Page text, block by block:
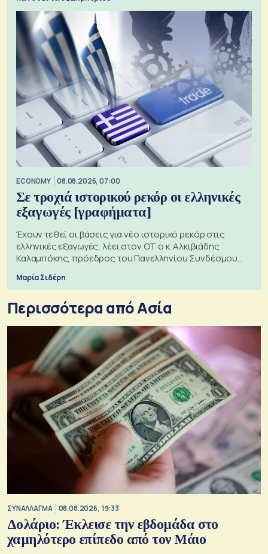
ECONOMY 08.08.2026, 07:00
Σε τροχιά ιστορικού ρεκόρ οι ελληνικές
εξαγωγές [γραφήματα]
Έχουν τεθεί οι βάσεις για νέο ιστορικό ρεκόρ στις
ελληνικές εξαγωγές, λέει στον ΟΤ ο κ. Αλκιβιάδης
Καλαμπόκης, πρόεδρος του Πανελληνίου Συνδέσμου
Μαρία Σιδέρη
Περισσότερα από Ασία
ΣΥΝΑΛΛΑΓΜΑ 08.08.2026, 19:33
Δολάριο: Έκλεισε την εβδομάδα στο
χαμηλότερο επίπεδο από τον Μάιο